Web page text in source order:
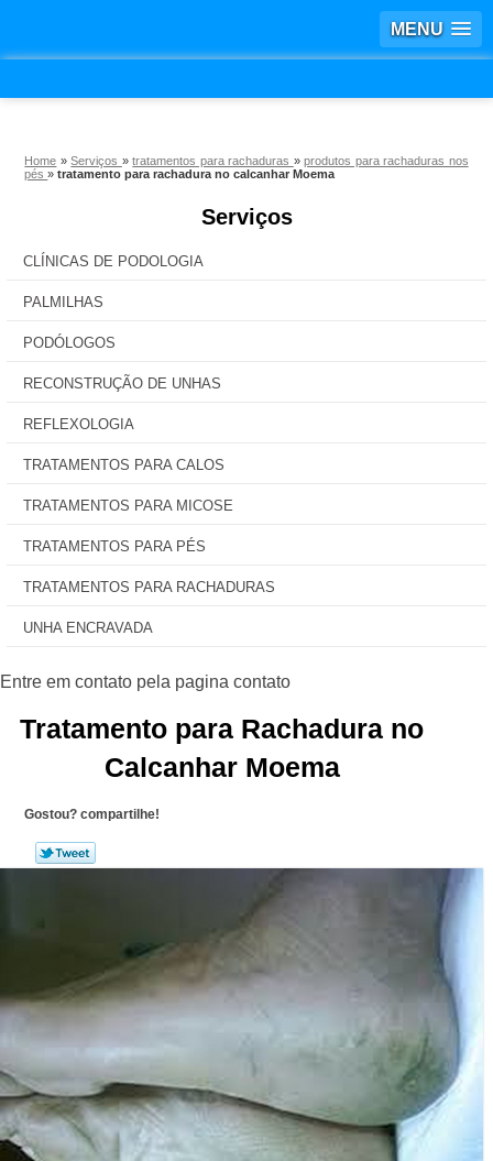
MENU
Home »Serviços »tratamentos para rachaduras »produtos para rachaduras nos
pés»tratamento para rachadura no calcanhar Moema
Serviços
CLÍNICAS DE PODOLOGIA
PALMILHAS
PODÓLOGOS
RECONSTRUÇÃO DE UNHAS
REFLEXOLOGIA
TRATAMENTOS PARA CALOS
TRATAMENTOS PARA MICOSE
TRATAMENTOS PARA PÉS
TRATAMENTOS PARA RACHADURAS
UNHA ENCRAVADA
Tratamento para Rachadura no
Calcanhar Moema
Gostou? compartilhe!